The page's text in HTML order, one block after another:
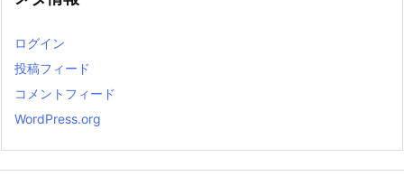
ログイン
投稿フィード
コメントフィード
WordPress.org